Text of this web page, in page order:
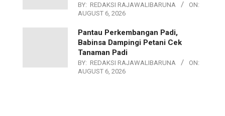
BY: REDAKSI RAJAWALIBARUNA
ON:
AUGUST 6, 2026
Pantau Perkembangan Padi,
Babinsa Dampingi Petani Cek
Tanaman Padi
BY: REDAKSI RAJAWALIBARUNA
ON:
AUGUST 6, 2026